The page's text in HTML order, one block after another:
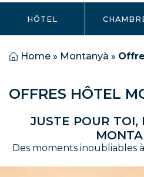
HÔTEL
Home » Montanyà »
OFFRES HÔTEL
JUSTE POUR TOI,
Des moments inoubliables à